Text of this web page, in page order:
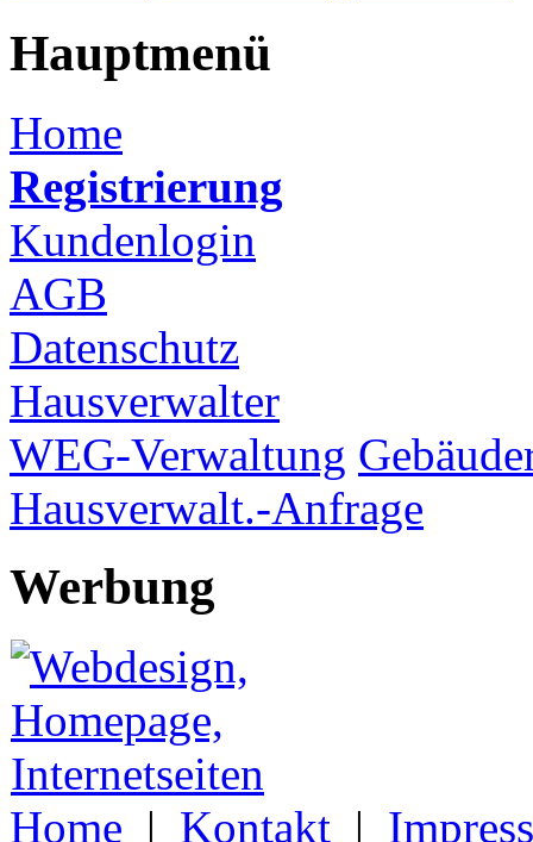
Hauptmenü
Home
Registrierung
Kundenlogin
AGB
Datenschutz
Hausverwalter
WEG-Verwaltung
Hausverwalt.-Anfrage
Werbung
Home | Kontakt |